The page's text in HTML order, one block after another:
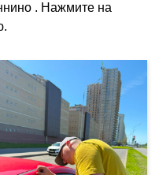
. Нажмите на